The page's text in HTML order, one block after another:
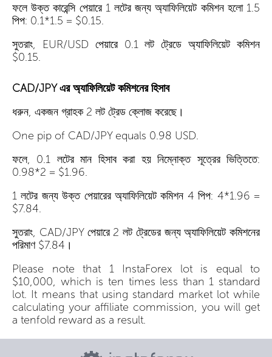
ফলে উক্ত কারেন্সি পেয়ারে 1 লটের জন্য অ্যাফিলিয়েট কমিশন হলো 1.5
পিপ: 0.1*1.5 = $0.15.
সুতরাং, EUR/USD পেয়ারে 0.1 লট ট্রেডে অ্যাফিলিয়েট কমিশন
$0.15.
CAD/JPY এর অ্যাফিলিয়েট কমিশনের হিসাব
ধরুন, একজন গ্রাহক 2 লট ট্রেড ক্লোজ করেছে।
One pip of CAD/JPY equals 0.98 USD.
ফলে, 0.1 লটের মান হিসাব করা হয় নিম্নোক্ত সূত্রের ভিত্তিতে:
0.98*2 = $1.96.
1 লটের জন্য উক্ত পেয়ারের অ্যাফিলিয়েট কমিশন 4 পিপ: 4*1.96 =
$7.84.
সুতরাং, CAD/JPY পেয়ারে 2 লট ট্রেডের জন্য অ্যাফিলিয়েট কমিশনের
পরিমাণ $7.84।
Please note that 1 InstaForex lot is equal to
$10,000, which is ten times less than 1 standard
lot. It means that using standard market lot while
calculating your affiliate commission, you will get
a tenfold reward as a result.